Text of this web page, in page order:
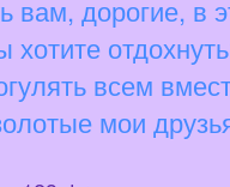
дорогие, в
всем
мои